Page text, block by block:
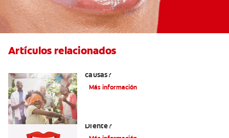
Artículos relacionados
causas?
Más información
Diente?